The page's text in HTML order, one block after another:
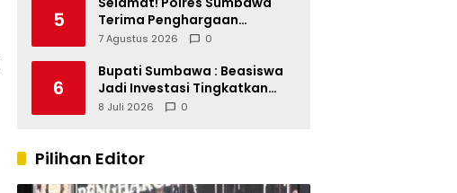
5
Terima Penghargaan
Pelayanan Prima dari Kapolri
7 Agustus 2026 0
6
Bupati Sumbawa : Beasiswa
Jadi Investasi Tingkatkan
Kualitas SDM
8 Juli 2026 0
Pilihan Editor